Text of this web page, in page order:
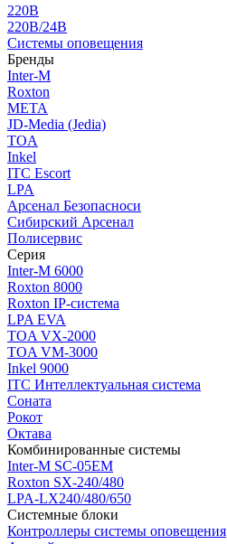
220В
220В/24В
Системы оповещения
Бренды
Inter-M
Roxton
МЕТА
JD-Media (Jedia)
TOA
Inkel
ITC Escort
LPA
Арсенал Безопасноси
Сибирский Арсенал
Полисервис
Серия
Inter-M 6000
Roxton 8000
Roxton IP-система
LPA EVA
TOA VX-2000
TOA VM-3000
Inkel 9000
ITC Интеллектуальная система
Соната
Рокот
Октава
Комбинированные системы
Inter-M SC-05EM
Roxton SX-240/480
LPA-LX240/480/650
Системные блоки
Контроллеры системы оповещения